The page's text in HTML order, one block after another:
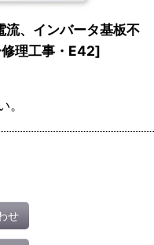
流、インバータ基板不
理工事・E42]
。
せ